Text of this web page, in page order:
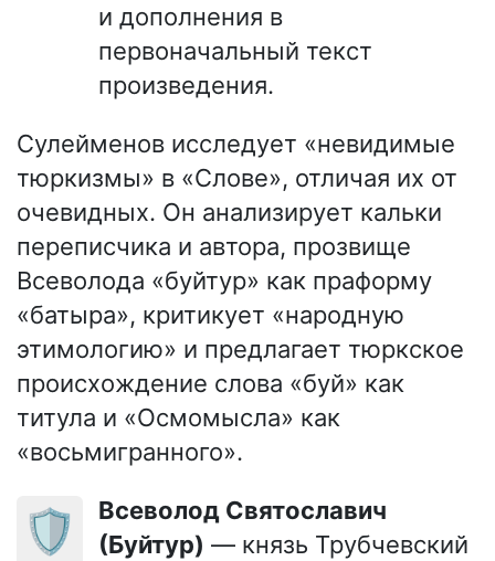
и дополнения в
первоначальный текст
произведения.
Сулейменов исследует «невидимые
тюркизмы» в «Слове», отличая их от
очевидных. Он анализирует кальки
переписчика и автора, прозвище
Всеволода «буйтур» как праформу
«батыра», критикует «народную
этимологию» и предлагает тюркское
происхождение слова «буй» как
титула и «Осмомысла» как
«восьмигранного».
🛡️
Всеволод Святославич
(Буйтур) — князь Трубчевский